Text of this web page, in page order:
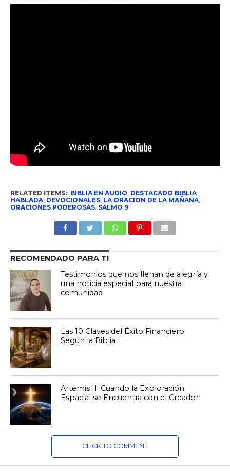
RELATED ITEMS: BIBLIA EN AUDIO, DESTACADO BIBLIA
HABLADA, DEVOCIONALES, LA ORACION DE LA MAÑANA,
ORACIONES PODEROSAS, SALMO 9
RECOMENDADO PARA TI
Testimonios que nos llenan de alegría y
una noticia especial para nuestra
comunidad
Las 10 Claves del Éxito Financiero
Según la Biblia
Artemis II: Cuando la Exploración
Espacial se Encuentra con el Creador
CLICK TO COMMENT